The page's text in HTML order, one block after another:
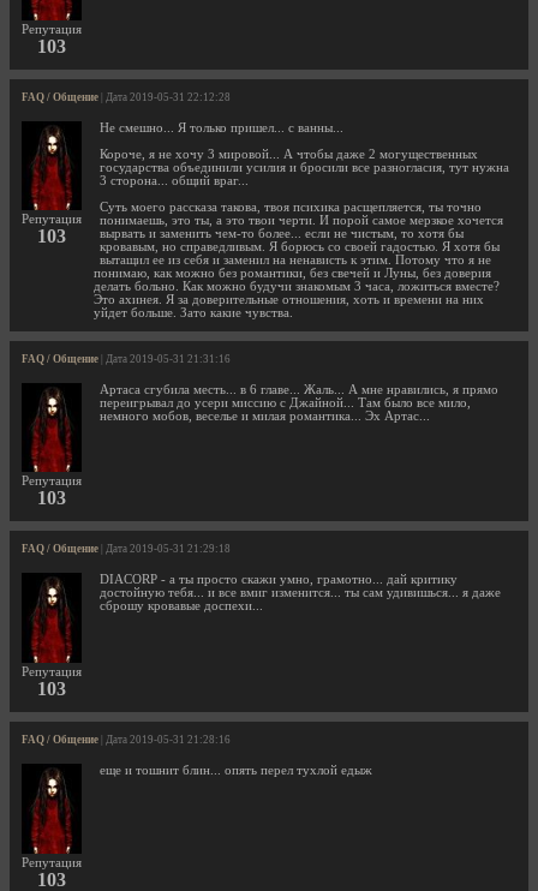
Репутация
103
FAQ / Общение | Дата 2019-05-31 22:12:28
Репутация
103
Не смешно... Я только пришел... с ванны...
Короче, я не хочу 3 мировой... А чтобы даже 2 могущественных
государства объединили усилия и бросили все разногласия, тут нужна
3 сторона... общий враг...
Суть моего рассказа такова, твоя психика расщепляется, ты точно
понимаешь, это ты, а это твои черти. И порой самое мерзкое хочется
вырвать и заменить чем-то более... если не чистым, то хотя бы
кровавым, но справедливым. Я борюсь со своей гадостью. Я хотя бы
вытащил ее из себя и заменил на ненависть к этим. Потому что я не
понимаю, как можно без романтики, без свечей и Луны, без доверия
делать больно. Как можно будучи знакомым 3 часа, ложиться вместе?
Это ахинея. Я за доверительные отношения, хоть и времени на них
уйдет больше. Зато какие чувства.
FAQ / Общение | Дата 2019-05-31 21:31:16
Репутация
103
Артаса сгубила месть... в 6 главе... Жаль... А мне нравились, я прямо
переигрывал до усери миссию с Джайной... Там было все мило,
немного мобов, веселье и милая романтика... Эх Артас...
FAQ / Общение | Дата 2019-05-31 21:29:18
Репутация
103
DIACORP - а ты просто скажи умно, грамотно... дай критику
достойную тебя... и все вмиг изменится... ты сам удивишься... я даже
сброшу кровавые доспехи...
FAQ / Общение | Дата 2019-05-31 21:28:16
Репутация
103
еще и тошнит блин... опять перел тухлой едыж